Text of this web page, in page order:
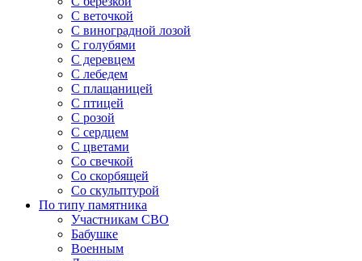
С веточкой
С виноградной лозой
С голубями
С деревцем
С лебедем
С плащаницей
С птицей
С розой
С сердцем
С цветами
Со свечкой
Со скорбящей
Со скульптурой
По типу памятника
Участникам СВО
Бабушке
Военным